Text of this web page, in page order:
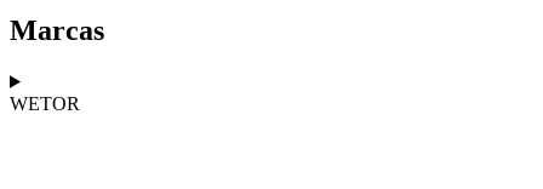
Marcas
WETOR